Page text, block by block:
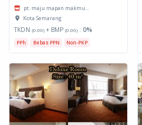
pt. maju mapan makmu...
Kota Semarang
TKDN (0.00) + BMP (0.00) : 0%
PPh Bebas PPN Non-PKP